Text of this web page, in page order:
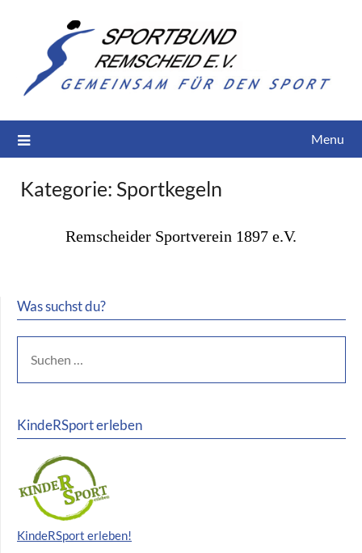
Menu
Kategorie: Sportkegeln
Remscheider Sportverein 1897 e.V.
Was suchst du?
KindeRSport erleben
KindeRSport erleben!